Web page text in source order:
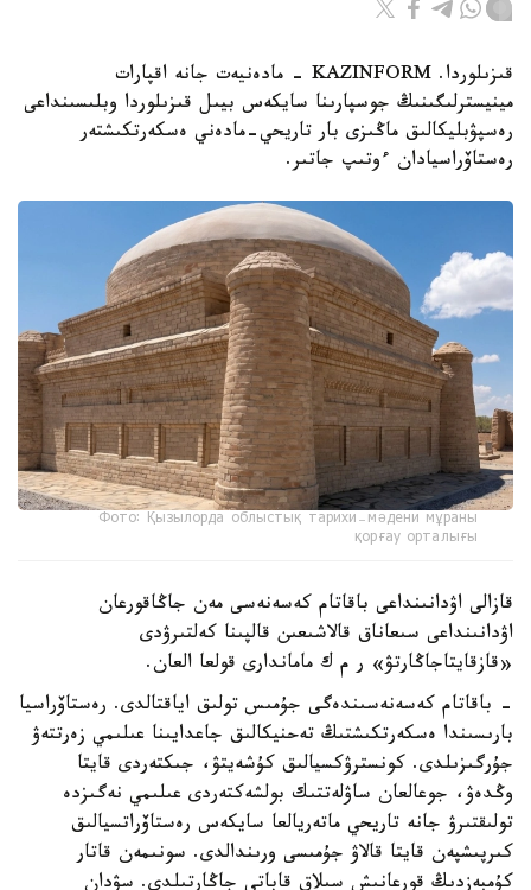
قىزىلوردا. KAZINFORM - مادەنيەت جانە اقپارات
مينيسترلىگىنىڭ جوسپارىنا سايكەس بيىل قىزىلوردا وبلىسىنداعى
رەسپۋبليكالىق ماڭىزى بار تاريحي-مادەني ەسكەرتكىشتەر
رەستاۆراسيادان ءوتىپ جاتىر.
Фото: Қызылорда облыстық тарихи-мәдени мұраны
қорғау орталығы
قازالى اۋدانىنداعى باقاتام كەسەنەسى مەن جاڭاقورعان
اۋدانىنداعى سىعاناق قالاشىعىن قالپىنا كەلتىرۋدى
«قازقايتاجاڭارتۋ» ر م ك ماماندارى قولعا العان.
- باقاتام كەسەنەسىندەگى جۇمىس تولىق اياقتالدى. رەستاۆراسيا
بارىسىندا ەسكەرتكىشتىڭ تەحنيكالىق جاعدايىنا عىلىمي زەرتتەۋ
جۇرگىزىلدى. كونسترۋكسيالىق كۇشەيتۋ، جىكتەردى قايتا
وڭدەۋ، جوعالعان ساۋلەتتىك بولشەكتەردى عىلىمي نەگىزدە
تولىقتىرۋ جانە تاريحي ماتەريالعا سايكەس رەستاۆراتسيالىق
كىرپىشپەن قايتا قالاۋ جۇمىسى ورىندالدى. سونىمەن قاتار